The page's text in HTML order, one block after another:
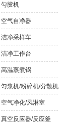
匀胶机
空气自净器
洁净采样车
洁净工作台
高温蒸煮锅
匀浆机/粉碎机/分散机
空气净化/风淋室
真空反应器/反应釜